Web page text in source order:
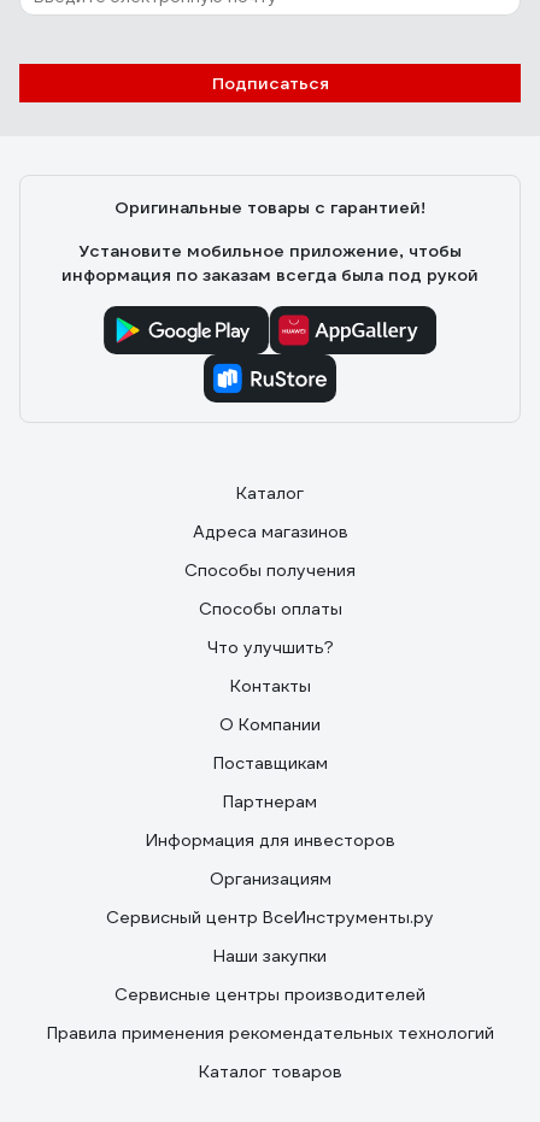
ОП
Подписаться
Оригинальные товары с гарантией!
Установите мобильное приложение, чтобы
информация по заказам всегда была под рукой
Каталог
Адреса магазинов
Способы получения
Способы оплаты
Что улучшить?
Контакты
О Компании
Поставщикам
Партнерам
Информация для инвесторов
Организациям
Сервисный центр ВсеИнструменты.ру
Наши закупки
Сервисные центры производителей
Правила применения рекомендательных технологий
Каталог товаров